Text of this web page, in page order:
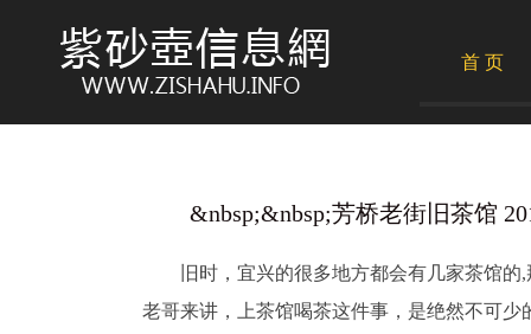
首 页
&nbsp;&nbsp;芳桥老街旧茶馆
旧时，宜兴的很多地方都会有几家茶馆的,
老哥来讲，上茶馆喝茶这件事，是绝然不可少